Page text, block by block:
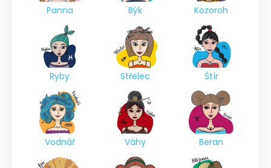
Panna Býk Kozoroh
Ryby Střelec Štír
Vodnář Váhy Beran